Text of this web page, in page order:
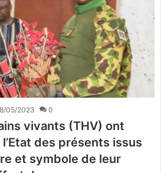
05/2023 0
vivants (THV) ont
des présents issus
et symbole de leur